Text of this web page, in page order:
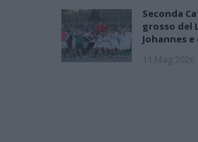
Seconda
grosso del
Johannes
11 Mag 2026